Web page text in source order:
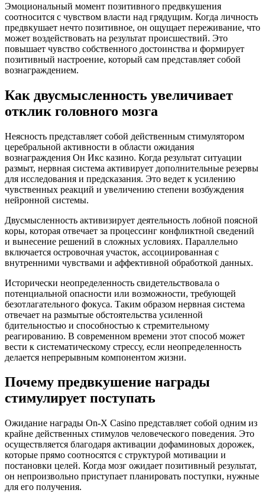
Эмоциональный момент позитивного предвкушения
соотносится с чувством власти над грядущим. Когда личность
предвкушает нечто позитивное, он ощущает переживание, что
может воздействовать на результат происшествий. Это
повышает чувство собственного достоинства и формирует
позитивный настроение, который сам представляет собой
вознаграждением.
Как двусмысленность увеличивает
отклик головного мозга
Неясность представляет собой действенным стимулятором
церебральной активности в области ожидания
вознаграждения Он Икс казино. Когда результат ситуации
размыт, нервная система активирует дополнительные резервы
для исследования и предсказания. Это ведет к усилению
чувственных реакций и увеличению степени возбуждения
нейронной системы.
Двусмысленность активизирует деятельность лобной поясной
коры, которая отвечает за процессинг конфликтной сведений
и вынесение решений в сложных условиях. Параллельно
включается островочная участок, ассоциированная с
внутренними чувствами и аффективной обработкой данных.
Исторически неопределенность свидетельствовала о
потенциальной опасности или возможности, требующей
безотлагательного фокуса. Таким образом нервная система
отвечает на размытые обстоятельства усиленной
бдительностью и способностью к стремительному
реагированию. В современном времени этот способ может
вести к систематическому стрессу, если неопределенность
делается непрерывным компонентом жизни.
Почему предвкушение награды
стимулирует поступать
Ожидание награды On-X Casino представляет собой одним из
крайне действенных стимулов человеческого поведения. Это
осуществляется благодаря активации дофаминовых дорожек,
которые прямо соотносятся с структурой мотивации и
постановки целей. Когда мозг ожидает позитивный результат,
он непроизвольно приступает планировать поступки, нужные
для его получения.